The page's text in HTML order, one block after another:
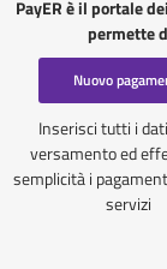
PayER è il portale
permette
Nuovo
Inserisci tutti i
versamento ed
semplicità i
servizi